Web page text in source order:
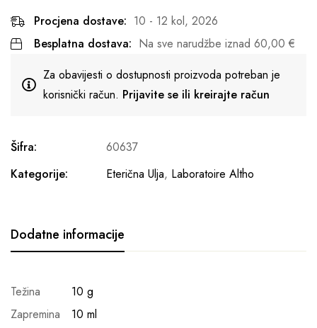
Procjena dostave: 10 - 12 kol, 2026
Besplatna dostava: Na sve narudžbe iznad 60,00 €
Za obavijesti o dostupnosti proizvoda potreban je
korisnički račun. Prijavite se ili kreirajte račun
Šifra:
60637
Kategorije:
Eterična Ulja, Laboratoire Altho
Dodatne informacije
Težina
10 g
Zapremina
10 ml